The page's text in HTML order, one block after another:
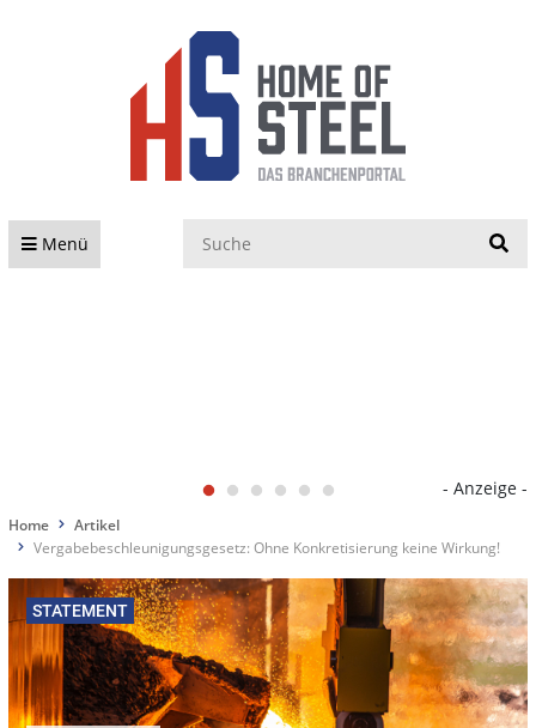
Menü
- Anzeige -
Home
Artikel
Vergabebeschleunigungsgesetz: Ohne Konkretisierung keine Wirkung!
STATEMENT